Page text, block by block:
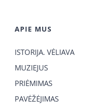
APIE MUS
ISTORIJA. VĖLIAVA
MUZIEJUS
PRIĖMIMAS
PAVĖŽĖJIMAS